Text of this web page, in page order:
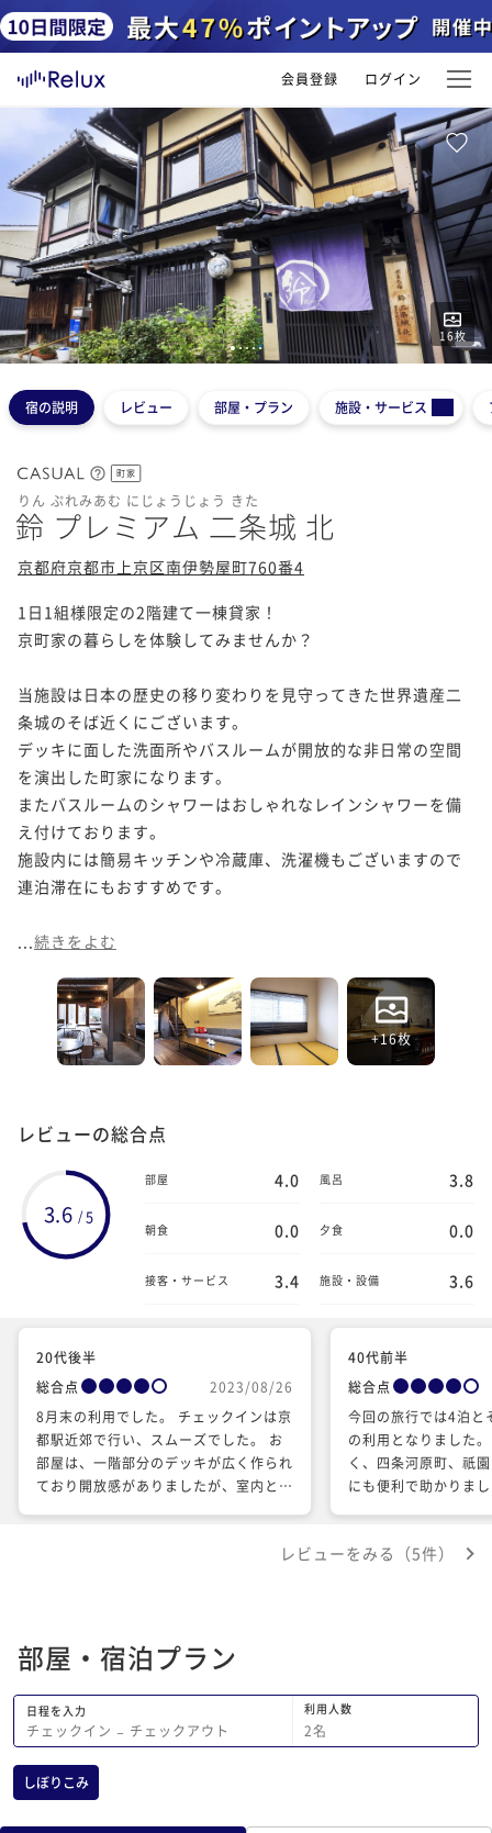
会員登録 ログイン
16枚
12345
宿の説明 レビュー 部屋・プラン 施設・サービス
町家
りん ぷれみあむ にじょうじょう きた
鈴 プレミアム 二条城 北
京都府京都市上京区南伊勢屋町760番4
1日1組様限定の2階建て一棟貸家！
京町家の暮らしを体験してみませんか？
当施設は日本の歴史の移り変わりを見守ってきた世界遺産二
条城のそば近くにございます。
デッキに面した洗面所やバスルームが開放的な非日常の空間
を演出した町家になります。
またバスルームのシャワーはおしゃれなレインシャワーを備
え付けております。
施設内には簡易キッチンや冷蔵庫、洗濯機もございますので
連泊滞在にもおすすめです。
続きをよむ
+16枚
レビューの総合点
3.6 /5
部屋 4.0 風呂 3.8
朝食 0.0 夕食 0.0
接客・サービス 3.4 施設・設備 3.6
20代後半
総合点
2023/08/26
8月末の利用でした。 チェックインは京
都駅近郊で行い、スムーズでした。 お
部屋は、一階部分のデッキが広く作られ
ており開放感がありましたが、室内との
は給湯し続けないと、夏場でも冷めてし
春、夏、秋の初め頃までが快適で、町屋
のなかでは、外のスペースが広い宿なの
で、開放感が好きな方はおすすめです。
40代前半
総合点
今回の旅行では4泊と
の利用となりました
く、四条河原町、祇
にも便利で助かりま
で満足な正月を過ご
は...... ガラス部分が
ですのでとにかく冷
京都訪問でもまた利
レビューをみる（5件）
部屋・宿泊プラン
日程を入力
チェックイン − チェックアウト
利用人数
2名
しぼりこみ